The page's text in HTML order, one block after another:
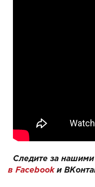
Следите за
в Facebookи